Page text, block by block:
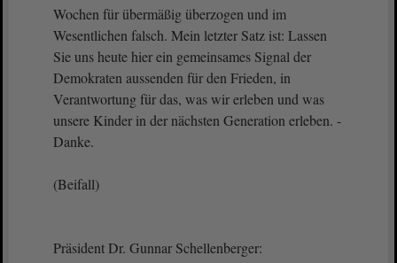
Wochen für übermäßig überzogen und im
Wesentlichen falsch. Mein letzter Satz ist: Lassen
Sie uns heute hier ein gemeinsames Signal der
Demokraten aussenden für den Frieden, in
Verantwortung für das, was wir erleben und was
unsere Kinder in der nächsten Generation erleben. -
Danke.
(Beifall)
Präsident Dr. Gunnar Schellenberger: